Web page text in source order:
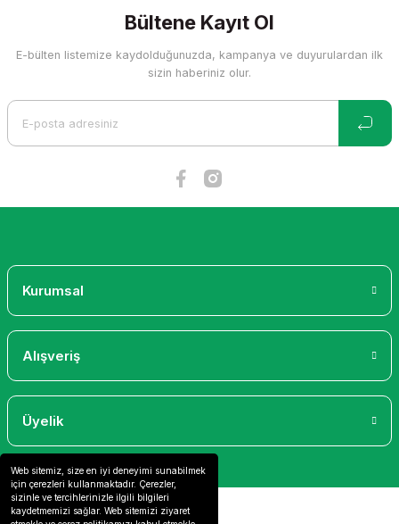
Web sitemiz, size en iyi deneyimi sunabilmek
için çerezleri kullanmaktadır. Çerezler,
sizinle ve tercihlerinizle ilgili bilgileri
kaydetmemizi sağlar. Web sitemizi ziyaret
Görüş ve önerileriniz için teşekkür ederiz.
Ürün resmi kalitesiz, bozuk veya görüntülenemiyor.
Bültene Kayıt Ol
E-bülten listemize kaydolduğunuzda, kampanya ve duyurulardan ilk
sizin haberiniz olur.
Kurumsal
Alışveriş
Üyelik